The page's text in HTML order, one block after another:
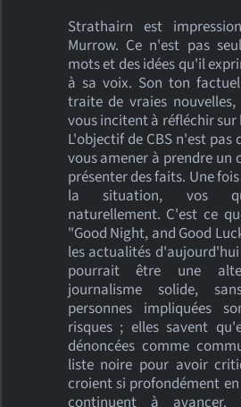
Strathairn est
Murrow. Ce n'est pas
mots et des idées qu'il
à sa voix. Son ton
traite de vraies
vous incitent à réfléchir
L'objectif de CBS n'est
vous amener à prendre
présenter des faits. Une
la situation, vos
naturellement. C'est ce
"Good Night, and Good
les actualités
pourrait être une
journalisme solide,
personnes impliquées
risques ; elles savent
dénoncées comme
liste noire pour avoir
croient si profondément
continuent à avancer.